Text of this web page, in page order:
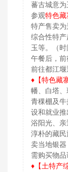
蕃古城意为
参观特色藏
特产售卖为
综合性特
玉等。（时
午餐后，前
前往都江堰
♦【特色藏寨
幡、白塔
青稞棚及
设和就业
浴阳光、
淳朴的藏
卖当地银
需购买物品
♦【土特产